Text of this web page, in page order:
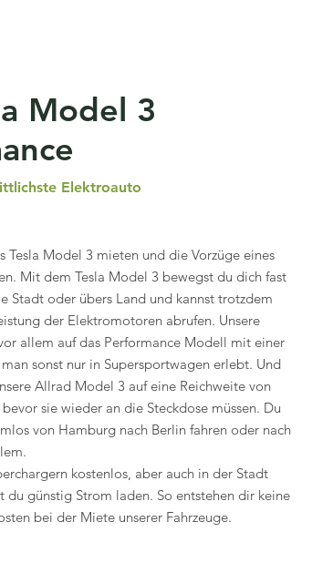
Model 3
Elektroauto
Tesla Model 3 mieten und die Vorzüge eines
Mit dem Tesla Model 3 bewegst du dich fast
Stadt oder übers Land und kannst trotzdem
der Elektromotoren abrufen. Unsere
allem auf das Performance Modell mit einer
sonst nur in Supersportwagen erlebt. Und
Allrad Model 3 auf eine Reichweite von
sie wieder an die Steckdose müssen. Du
von Hamburg nach Berlin fahren oder nach
kostenlos, aber auch in der Stadt
du günstig Strom laden. So entstehen dir keine
bei der Miete unserer Fahrzeuge.